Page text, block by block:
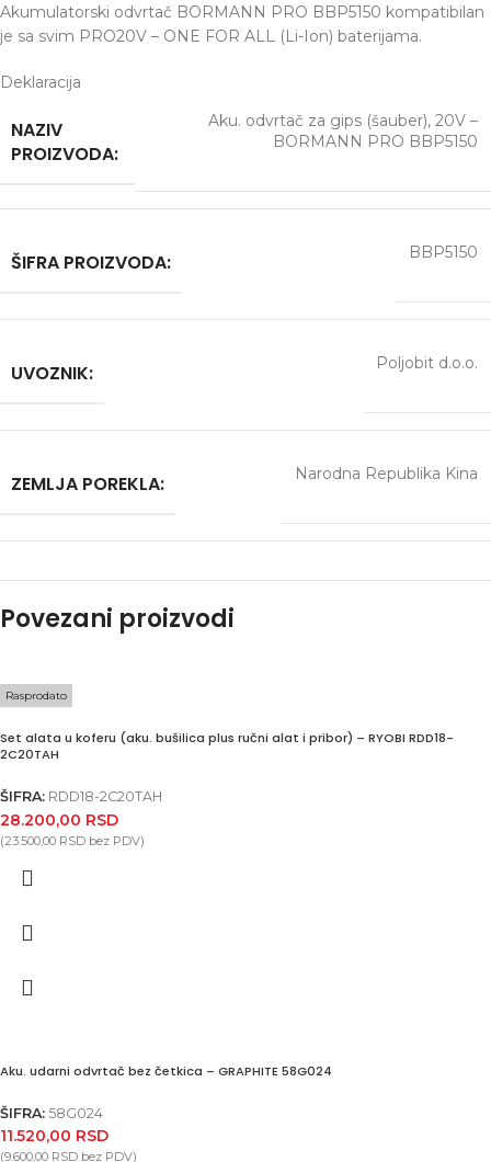
Akumulatorski odvrtač BORMANN PRO BBP5150 kompatibilan
je sa svim PRO20V – ONE FOR ALL (Li-Ion) baterijama.
Deklaracija
NAZIV
PROIZVODA:
Aku. odvrtač za gips (šauber), 20V –
BORMANN PRO BBP5150
ŠIFRA PROIZVODA: BBP5150
UVOZNIK: Poljobit d.o.o.
ZEMLJA POREKLA: Narodna Republika Kina
Povezani proizvodi
Rasprodato
Set alata u koferu (aku. bušilica plus ručni alat i pribor) – RYOBI RDD18-
2C20TAH
ŠIFRA: RDD18-2C20TAH
28.200,00 RSD
(23.500,00 RSD bez PDV)
Aku. udarni odvrtač bez četkica – GRAPHITE 58G024
ŠIFRA: 58G024
11.520,00 RSD
(9.600,00 RSD bez PDV)